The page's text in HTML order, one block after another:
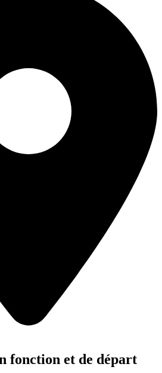
fonction et de départ